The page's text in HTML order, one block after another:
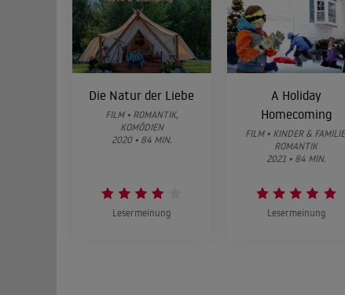
Die Natur der Liebe
FILM • ROMANTIK,
KOMÖDIEN
2020 • 84 MIN.
Lesermeinung
A Holiday
Homecoming
FILM • KINDER &
ROMANTIK
2021 • 84 MIN.
Lesermeinung